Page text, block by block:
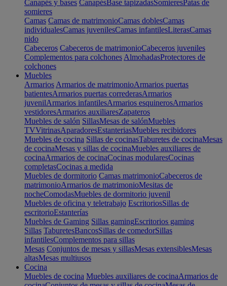
Canapés y bases CanapésBase tapizadasSomieresPatas de
somieres
Camas Camas de matrimonioCamas doblesCamas
individualesCamas juvenilesCamas infantilesLiterasCamas
nido
Cabeceros Cabeceros de matrimonioCabeceros juveniles
Complementos para colchones AlmohadasProtectores de
colchones
Muebles
Armarios Armarios de matrimonioArmarios puertas
batientesArmarios puertas correderasArmarios
juvenilArmarios infantilesArmarios esquinerosArmarios
vestidoresArmarios auxiliaresZapateros
Muebles de salón SillasMesas de salónMuebles
TVVitrinasAparadoresEstanteriasMuebles recibidores
Muebles de cocina Sillas de cocinasTaburetes de cocinaMesas
de cocinaMesas y sillas de cocinaMuebles auxiliares de
cocinaArmarios de cocinaCocinas modularesCocinas
completasCocinas a medida
Muebles de dormitorio Camas matrimonioCabeceros de
matrimonioArmarios de matrimonioMesitas de
nocheComodasMuebles de dormitorio juvenil
Muebles de oficina y teletrabajo EscritoriosSillas de
escritorioEstanterías
Muebles de Gaming Sillas gamingEscritorios gaming
Sillas TaburetesBancosSillas de comedorSillas
infantilesComplementos para sillas
Mesas Conjuntos de mesas y sillasMesas extensiblesMesas
altasMesas multiusos
Cocina
Muebles de cocina Muebles auxiliares de cocinaArmarios de